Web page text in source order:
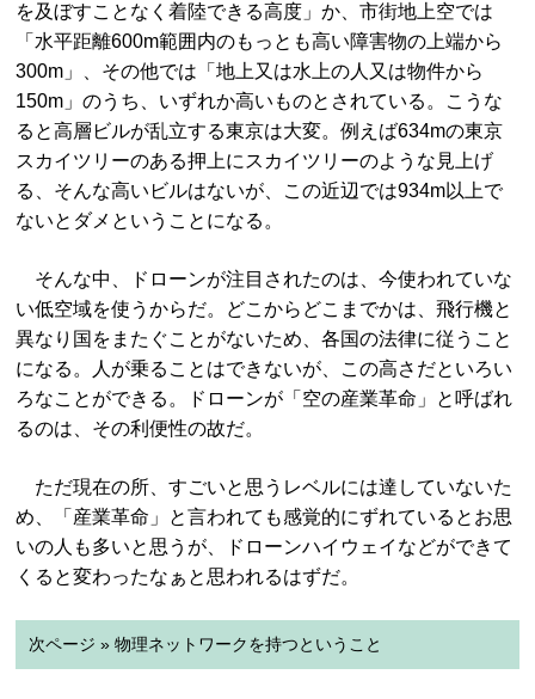
を及ぼすことなく着陸できる高度」か、市街地上空では
「水平距離600m範囲内のもっとも高い障害物の上端から
300m」、その他では「地上又は水上の人又は物件から
150m」のうち、いずれか高いものとされている。こうな
ると高層ビルが乱立する東京は大変。例えば634mの東京
スカイツリーのある押上にスカイツリーのような見上げ
る、そんな高いビルはないが、この近辺では934m以上で
ないとダメということになる。
そんな中、ドローンが注目されたのは、今使われていな
い低空域を使うからだ。どこからどこまでかは、飛行機と
異なり国をまたぐことがないため、各国の法律に従うこと
になる。人が乗ることはできないが、この高さだといろい
ろなことができる。ドローンが「空の産業革命」と呼ばれ
るのは、その利便性の故だ。
ただ現在の所、すごいと思うレベルには達していないた
め、「産業革命」と言われても感覚的にずれているとお思
いの人も多いと思うが、ドローンハイウェイなどができて
くると変わったなぁと思われるはずだ。
次ページ » 物理ネットワークを持つということ